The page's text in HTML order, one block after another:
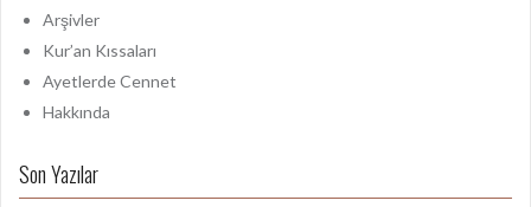
Arşivler
Kur’an Kıssaları
Ayetlerde Cennet
Hakkında
Son Yazılar